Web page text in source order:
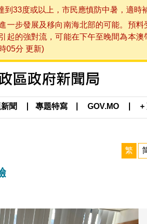
33度或以上，市民應慎防中暑，適
步發展及移向南海北部的可能。預
的強對流，可能在下午至晚間為本
05分 更新)
聞 專題特寫 GOV.MO +
繁